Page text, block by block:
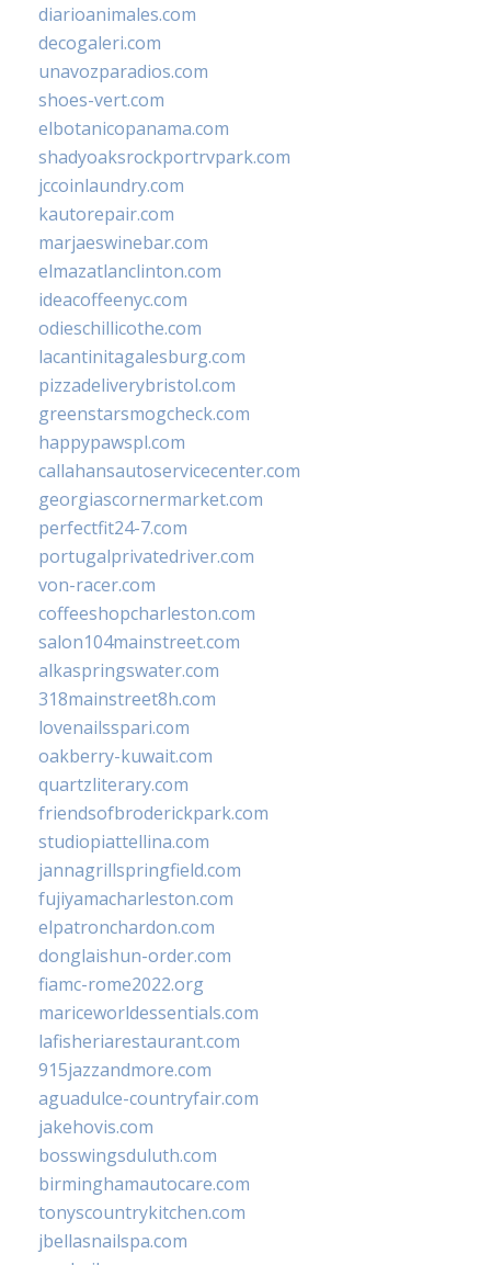
diarioanimales.com
decogaleri.com
unavozparadios.com
shoes-vert.com
elbotanicopanama.com
shadyoaksrockportrvpark.com
jccoinlaundry.com
kautorepair.com
marjaeswinebar.com
elmazatlanclinton.com
ideacoffeenyc.com
odieschillicothe.com
lacantinitagalesburg.com
pizzadeliverybristol.com
greenstarsmogcheck.com
happypawspl.com
callahansautoservicecenter.com
georgiascornermarket.com
perfectfit24-7.com
portugalprivatedriver.com
von-racer.com
coffeeshopcharleston.com
salon104mainstreet.com
alkaspringswater.com
318mainstreet8h.com
lovenailsspari.com
oakberry-kuwait.com
quartzliterary.com
friendsofbroderickpark.com
studiopiattellina.com
jannagrillspringfield.com
fujiyamacharleston.com
elpatronchardon.com
donglaishun-order.com
fiamc-rome2022.org
mariceworldessentials.com
lafisheriarestaurant.com
915jazzandmore.com
aguadulce-countryfair.com
jakehovis.com
bosswingsduluth.com
birminghamautocare.com
tonyscountrykitchen.com
jbellasnailspa.com